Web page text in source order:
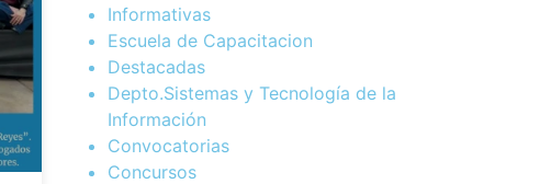
Informativas
Escuela de Capacitacion
Destacadas
Depto.Sistemas y Tecnología de la
Información
Convocatorias
Concursos